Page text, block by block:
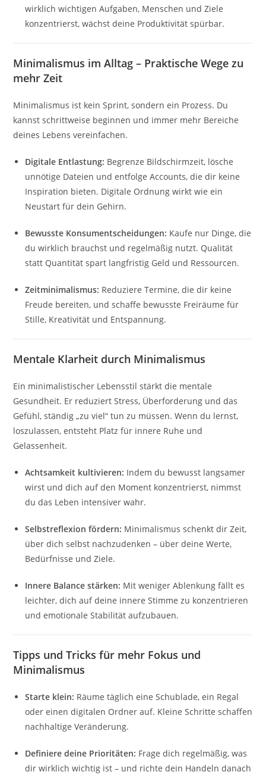
wirklich wichtigen Aufgaben, Menschen und Ziele
konzentrierst, wächst deine Produktivität spürbar.
Minimalismus im Alltag – Praktische Wege zu
mehr Zeit
Minimalismus ist kein Sprint, sondern ein Prozess. Du
kannst schrittweise beginnen und immer mehr Bereiche
deines Lebens vereinfachen.
Digitale Entlastung: Begrenze Bildschirmzeit, lösche
unnötige Dateien und entfolge Accounts, die dir keine
Inspiration bieten. Digitale Ordnung wirkt wie ein
Neustart für dein Gehirn.
Bewusste Konsumentscheidungen: Kaufe nur Dinge, die
du wirklich brauchst und regelmäßig nutzt. Qualität
statt Quantität spart langfristig Geld und Ressourcen.
Zeitminimalismus: Reduziere Termine, die dir keine
Freude bereiten, und schaffe bewusste Freiräume für
Stille, Kreativität und Entspannung.
Mentale Klarheit durch Minimalismus
Ein minimalistischer Lebensstil stärkt die mentale
Gesundheit. Er reduziert Stress, Überforderung und das
Gefühl, ständig „zu viel“ tun zu müssen. Wenn du lernst,
loszulassen, entsteht Platz für innere Ruhe und
Gelassenheit.
Achtsamkeit kultivieren: Indem du bewusst langsamer
wirst und dich auf den Moment konzentrierst, nimmst
du das Leben intensiver wahr.
Selbstreflexion fördern: Minimalismus schenkt dir Zeit,
über dich selbst nachzudenken – über deine Werte,
Bedürfnisse und Ziele.
Innere Balance stärken: Mit weniger Ablenkung fällt es
leichter, dich auf deine innere Stimme zu konzentrieren
und emotionale Stabilität aufzubauen.
Tipps und Tricks für mehr Fokus und
Minimalismus
Starte klein: Räume täglich eine Schublade, ein Regal
oder einen digitalen Ordner auf. Kleine Schritte schaffen
nachhaltige Veränderung.
Definiere deine Prioritäten: Frage dich regelmäßig, was
dir wirklich wichtig ist – und richte dein Handeln danach